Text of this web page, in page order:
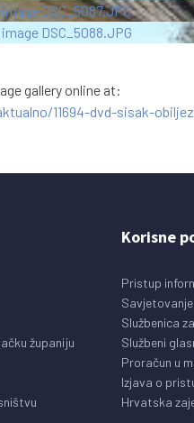
gallery online at:
11694-dvd-sisak-
županiju
Korisne
Pristup
Službenica
Službeni
Proračun u
Izjava o
Hrvatska